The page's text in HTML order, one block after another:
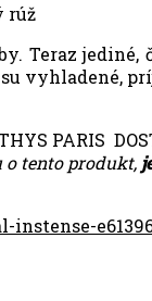
rúž
Teraz
vyhladené,
PARIS
o tento produkt,